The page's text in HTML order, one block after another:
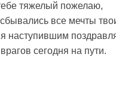
тяжелый пожелаю,
все мечты
наступившим
сегодня на пути.